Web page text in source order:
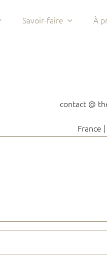
Savoir-faire À
contact @
France